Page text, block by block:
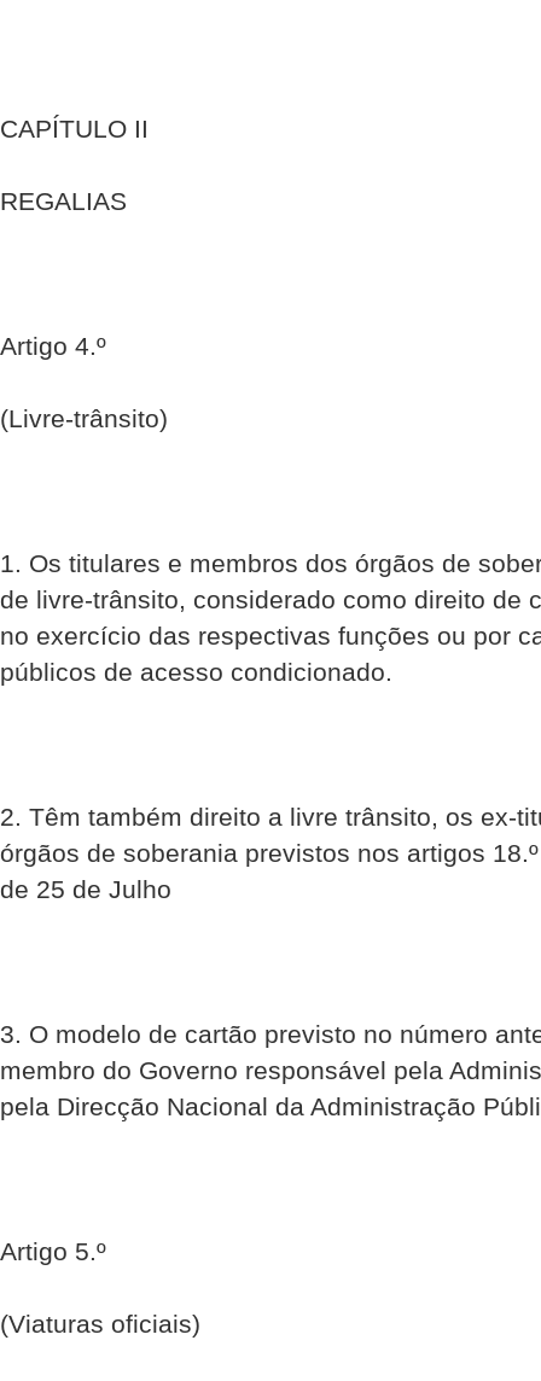
CAPÍTULO II
REGALIAS
Artigo 4.º
(Livre-trânsito)
1. Os titulares e membros dos órgãos de
de livre-trânsito, considerado como direito de
no exercício das respectivas funções ou por
públicos de acesso condicionado.
2. Têm também direito a livre trânsito, os ex-
órgãos de soberania previstos nos artigos
de 25 de Julho
3. O modelo de cartão previsto no número
membro do Governo responsável pela
pela Direcção Nacional da Administração
Artigo 5.º
(Viaturas oficiais)